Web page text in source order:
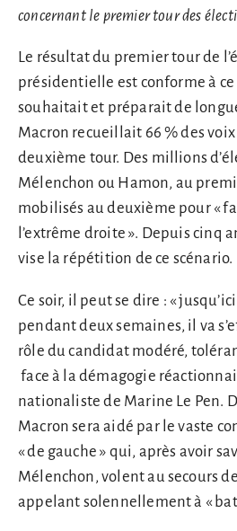
concernant le premier tour des
Le résultat du premier tour de
présidentielle est conforme à
souhaitait et préparait de
Macron recueillait 66 % des voix
deuxième tour. Des millions
Mélenchon ou Hamon, au
mobilisés au deuxième pour «
l’extrême droite ». Depuis cinq
vise la répétition de ce scénario.
Ce soir, il peut se dire : «
pendant deux semaines, il va
rôle du candidat modéré,
face à la démagogie
nationaliste de Marine Le Pen.
Macron sera aidé par le vaste
« de gauche » qui, après avoir
Mélenchon, volent au secours
appelant solennellement à «